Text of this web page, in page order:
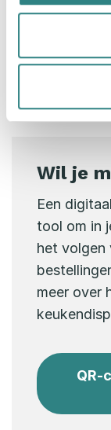
Van
je in je
bezoeken
drinken! Dus
Wil je
Een
tool om in
het volgen
meer over
QR-